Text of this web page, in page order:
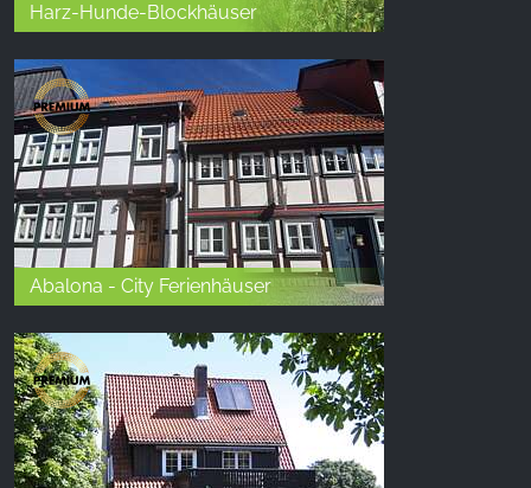
Harz-Hunde-Blockhäuser
Abalona - City Ferienhäuser